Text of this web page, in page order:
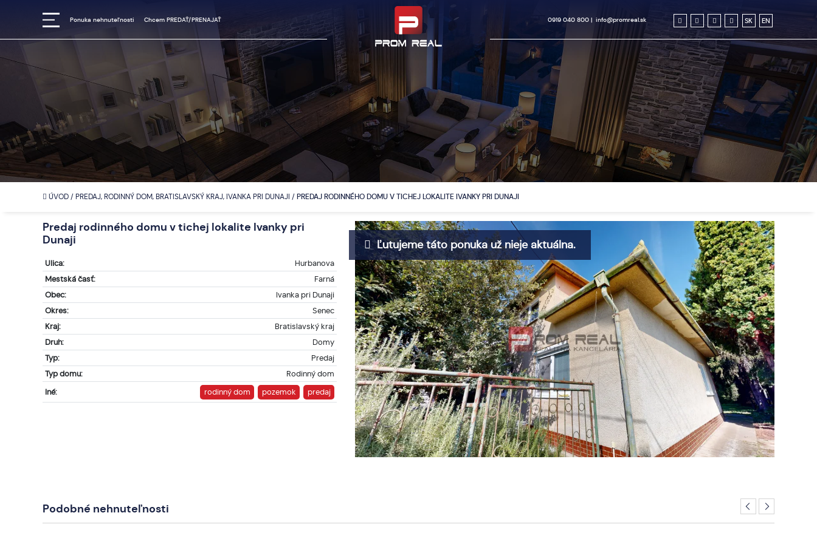
Ponuka nehnuteľnosti Chcem PREDAŤ/PRENAJAŤ 0919 040 800| info@promreal.sk SK EN
ÚVOD/PREDAJ, RODINNÝ DOM, BRATISLAVSKÝ KRAJ, IVANKA PRI DUNAJI /PREDAJ RODINNÉHO DOMU V TICHEJ LOKALITE IVANKY PRI DUNAJI
Predaj rodinného domu v tichej lokalite Ivanky pri
Dunaji
Ulica:
Hurbanova
Mestská časť:
Farná
Obec:
Ivanka pri Dunaji
Okres:
Senec
Kraj:
Bratislavský kraj
Druh:
Domy
Typ:
Predaj
Typ domu:
Rodinný dom
Iné:
rodinný dom pozemok predaj
Ľutujeme táto ponuka už nieje aktuálna.
Podobné nehnuteľnosti